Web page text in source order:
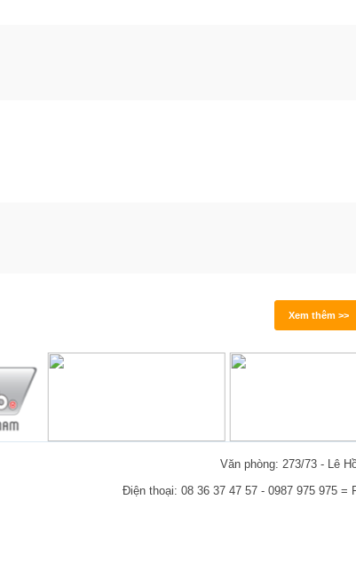
Xem thêm >>
Văn phòng: 273/73 - Lê
Điện thoại: 08 36 37 47 57 - 0987 975 975 =